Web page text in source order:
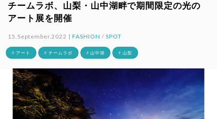
チームラボ、山梨・山中湖畔で期間限定の光の
アート展を開催
15.September.2022 |FASHION / SPOT
# アート # チームラボ # 山中湖 # 山梨